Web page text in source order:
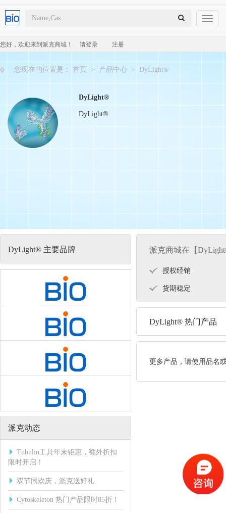
您好，欢迎来到派克商城！ 请登录 注册
Toggle
您现在的位置是： 首页 > 产品中心 > DyLight®
DyLight®
DyLight®
DyLight® 主要品牌
派克动态
Tubulin工具年末钜惠，额外折扣
限时开启！
双节同欢庆，派克送好礼
Cytoskeleton 热门产品限时85折！
派克商城在【
授权经销
货期稳定
DyLight® 热门产品
更多产品，请使用品名